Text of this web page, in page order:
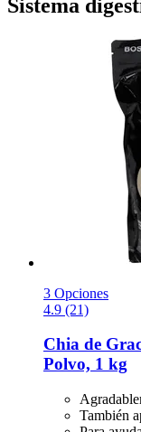
Sistema
3 Opciones
4.9 (21)
Chia de
Polvo, 1 kg
También